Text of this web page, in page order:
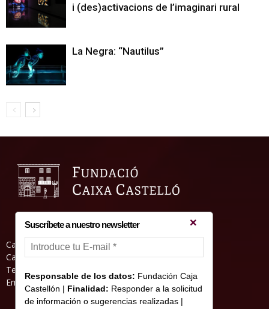
i (des)activacions de l’imaginari rural
La Negra: “Nautilus”
Casa Abadia, Pl. de la Hierba s/nº, 12001
Castelló de la Plana
Teléfono: 964 23 25 51
Email: informacion@fundacioncajacastellon.es
Suscríbete a nuestro newsletter
Responsable de los datos: Fundación Caja
Castellón | Finalidad: Responder a la solicitud
de información o sugerencias realizadas |